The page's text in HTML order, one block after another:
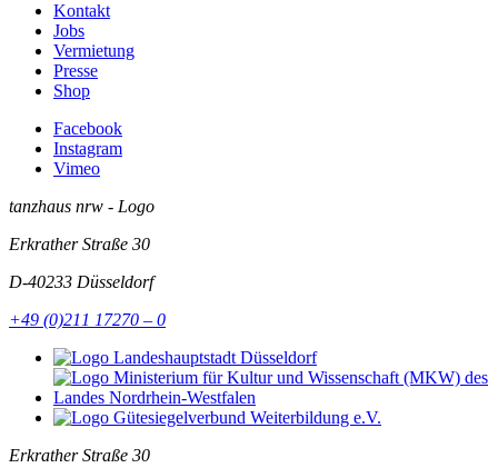
Kontakt
Jobs
Vermietung
Presse
Shop
Facebook
Instagram
Vimeo
tanzhaus nrw - Logo
Erkrather Straße 30
D-40233 Düsseldorf
+49 (0)211 17270 – 0
Erkrather Straße 30